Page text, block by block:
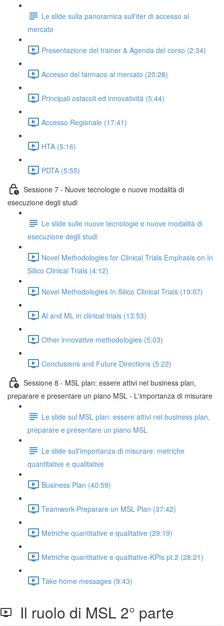
Le slide sulla panoramica sull'iter di accesso al
mercato
Presentazione del trainer & Agenda del corso (2:34)
Accesso del farmaco al mercato (20:28)
Principali ostacoli ed innovatività (5:44)
Accesso Regionale (17:41)
HTA (5:16)
PDTA (5:55)
Sessione 7 - Nuove tecnologie e nuove modalità di
esecuzione degli studi
Le slide sulle nuove tecnologie e nuove modalità di
esecuzione degli studi
Novel Methodologies for Clinical Trials Emphasis on In
Silico Clinical Trials (4:12)
Novel Methodologies In Silico Clinical Trials (19:07)
AI and ML in clinical trials (13:53)
Other innovative methodologies (5:03)
Conclusions and Future Directions (5:22)
Sessione 8 - MSL plan: essere attivi nel business plan,
preparare e presentare un piano MSL - L'importanza di misurare
Le slide sul MSL plan: essere attivi nel business plan,
preparare e presentare un piano MSL
Le slide sull'importanza di misurare: metriche
quantitative e qualitative
Business Plan (40:59)
Teamwork-Preparare un MSL Plan (37:42)
Metriche quantitative e qualitative (29:19)
Metriche quantitative e qualitative-KPIs pt.2 (28:21)
Take home messages (9:43)
Il ruolo di MSL 2° parte